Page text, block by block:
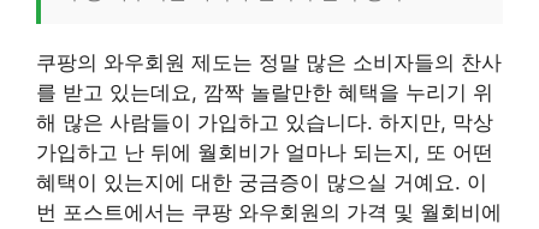
쿠팡의 와우회원 제도는 정말 많은 소비자들의 찬사
를 받고 있는데요, 깜짝 놀랄만한 혜택을 누리기 위
해 많은 사람들이 가입하고 있습니다. 하지만, 막상
가입하고 난 뒤에 월회비가 얼마나 되는지, 또 어떤
혜택이 있는지에 대한 궁금증이 많으실 거예요. 이
번 포스트에서는 쿠팡 와우회원의 가격 및 월회비에